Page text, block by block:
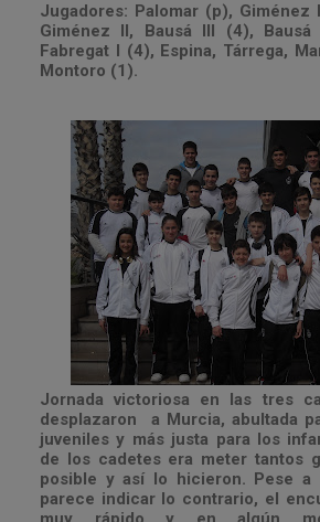
Jugadores: Palomar (p), Giménez
Giménez II, Bausá III (4),
Fabregat I (4), Espina, Tárrega,
Montoro (1).
Jornada victoriosa en las tres
desplazaron a Murcia, abultada
juveniles y más justa para los
de los cadetes era meter tantos
posible y así lo hicieron. Pese a
parece indicar lo contrario, el